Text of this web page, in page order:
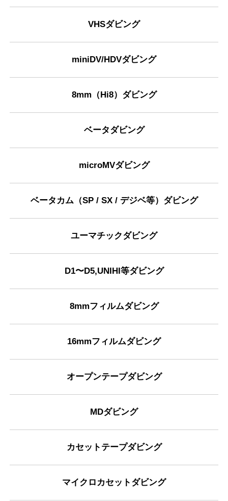
VHSダビング
miniDV/HDVダビング
8mm（Hi8）ダビング
ベータダビング
microMVダビング
ベータカム（SP / SX / デジベ等）ダビング
ユーマチックダビング
D1〜D5,UNIHI等ダビング
8mmフィルムダビング
16mmフィルムダビング
オープンテープダビング
MDダビング
カセットテープダビング
マイクロカセットダビング